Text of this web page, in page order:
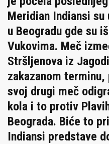
Meridian Indiansi
u Beogradu gde su
Vukovima. Meč
Stršljenova iz
zakazanom
svoj drugi meč
kola i to protiv
Beograda. Biće to
Indiansi predstave